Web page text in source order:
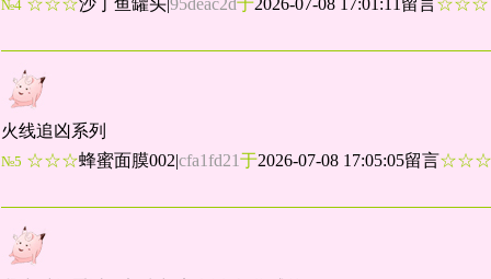
№4 ☆☆☆沙丁鱼罐头|95deac2d于2026-07-08 17:01:11留言
火线追凶系列
№5 ☆☆☆蜂蜜面膜002|cfa1fd21于2026-07-08 17:05:05留言